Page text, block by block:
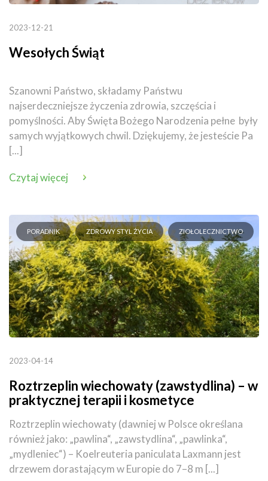
2023-12-21
Wesołych Świąt
Szanowni Państwo, składamy Państwu
najserdeczniejsze życzenia zdrowia, szczęścia i
pomyślności. Aby Święta Bożego Narodzenia pełne były
samych wyjątkowych chwil. Dziękujemy, że jesteście Pa
[...]
Czytaj więcej
PORADNIK ZDROWY STYL ŻYCIA ZIOŁOLECZNICTWO
2023-04-14
Roztrzeplin wiechowaty (zawstydlina) – w
praktycznej terapii i kosmetyce
Roztrzeplin wiechowaty (dawniej w Polsce określana
również jako: „pawlina“, „zawstydlina“, „pawlinka“,
„mydleniec“) – Koelreuteria paniculata Laxmann jest
drzewem dorastającym w Europie do 7–8 m [...]